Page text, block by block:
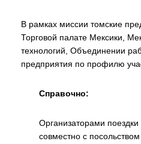
В рамках миссии томские
Торговой палате Мексики,
технологий, Объединении
предприятия по профилю
Справочно:
Организаторами
совместно с